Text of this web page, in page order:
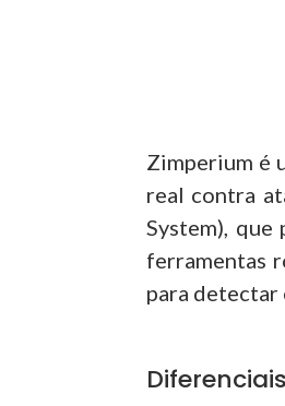
Zimperium é
real contra
System),
ferramentas
para detectar